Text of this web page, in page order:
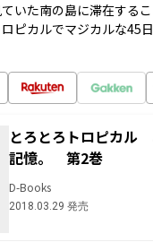
いた南の島に滞在する
ピカルでマジカルな45
とろとろトロピカル
記憶。 第2巻
D-Books
2018.03.29 発売